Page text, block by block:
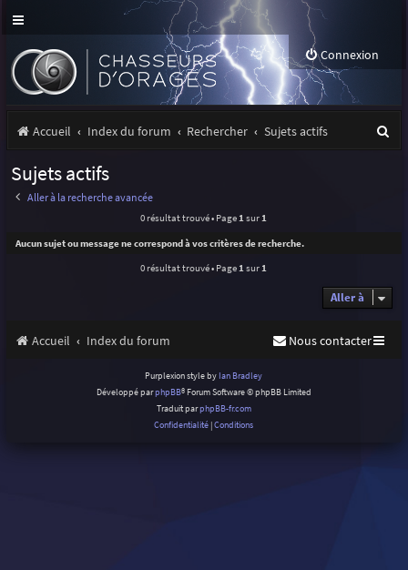
Connexion
Accueil Index du forum Rechercher Sujets actifs
c
Sujets actifs
Aller à la recherche avancée
0 résultat trouvé • Page 1 sur 1
Aucun sujet ou message ne correspond à vos critères de recherche.
0 résultat trouvé • Page 1 sur 1
Aller à
Accueil Index du forum Nous contacter
Purplexion style by Ian Bradley
Développé parphpBB® Forum Software © phpBB Limited
Traduit parphpBB-fr.com
Confidentialité |Conditions